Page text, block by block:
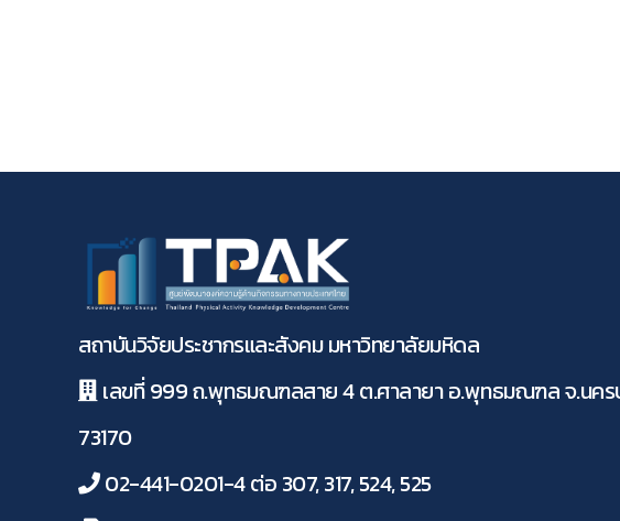
สถาบันวิจัยประชากรและสังคม มหาวิทยาลัยมหิดล
เลขที่ 999 ถ.พุทธมณฑลสาย 4 ต.ศาลายา อ.พุทธมณฑล จ.นค
73170
02-441-0201-4 ต่อ 307, 317, 524, 525